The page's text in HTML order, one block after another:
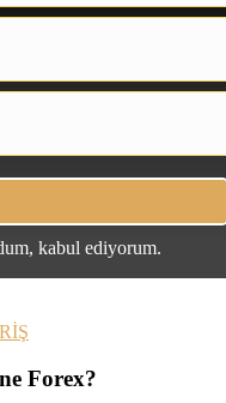
kabul ediyorum.
Forex?